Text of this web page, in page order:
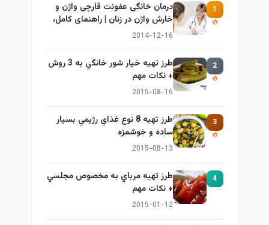
1
درمان خانگی عفونت قارچی واژن و
خارش واژن در زنان | راهنمای کامل،
ایمن و کاربردی
2014-12-16
2
طرز تهيه خیار شور خانگي به 3 روش
+ نكات مهم
2015-08-16
3
طرز تهيه 8 نوع غذاي رژيمي بسيار
ساده و خوشمزه
2015-08-13
4
طرز تهيه مرباي به مخصوص مجلسي
+ نكات مهم
2015-01-12